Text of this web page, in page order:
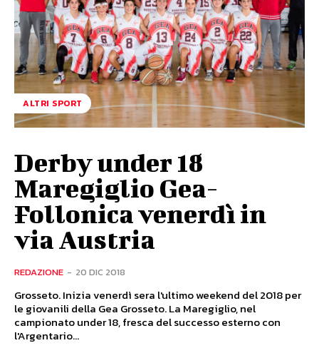
ALTRI SPORT
Derby under 18
Maregiglio Gea-
Follonica venerdì in
via Austria
REDAZIONE - 20 DIC 2018
Grosseto. Inizia venerdì sera l'ultimo weekend del 2018 per
le giovanili della Gea Grosseto. La Maregiglio, nel
campionato under 18, fresca del successo esterno con
l'Argentario...